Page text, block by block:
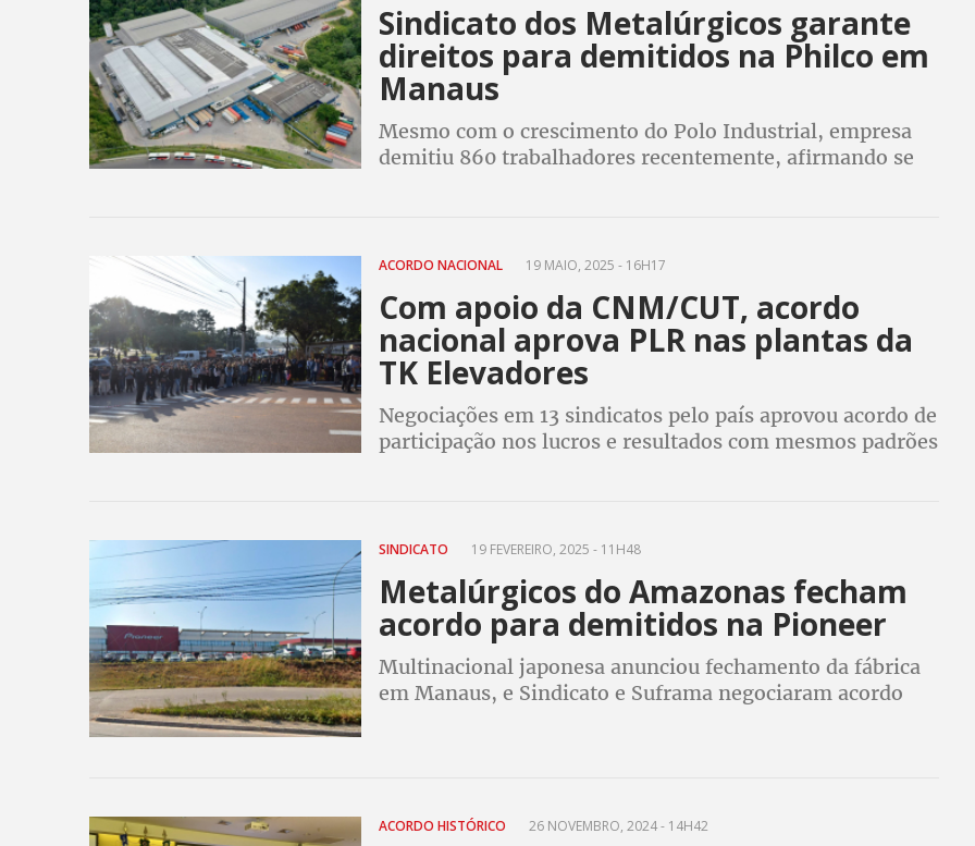
Sindicato dos Metalúrgicos garante
direitos para demitidos na Philco em
Manaus
Mesmo com o crescimento do Polo Industrial, empresa
demitiu 860 trabalhadores recentemente, afirmando se
ACORDO NACIONAL 19 MAIO, 2025 - 16H17
Com apoio da CNM/CUT, acordo
nacional aprova PLR nas plantas da
TK Elevadores
Negociações em 13 sindicatos pelo país aprovou acordo de
participação nos lucros e resultados com mesmos padrões
SINDICATO 19 FEVEREIRO, 2025 - 11H48
Metalúrgicos do Amazonas fecham
acordo para demitidos na Pioneer
Multinacional japonesa anunciou fechamento da fábrica
em Manaus, e Sindicato e Suframa negociaram acordo
ACORDO HISTÓRICO 26 NOVEMBRO, 2024 - 14H42